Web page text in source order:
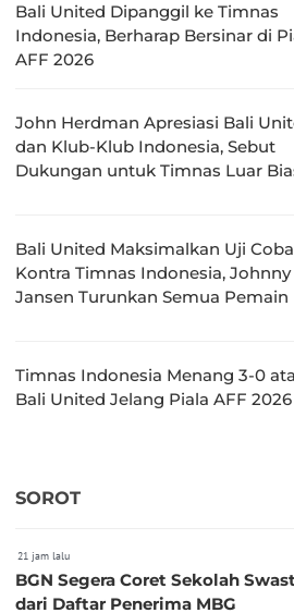
Bali United Dipanggil ke Timnas
Indonesia, Berharap Bersinar di
AFF 2026
John Herdman Apresiasi Bali
dan Klub-Klub Indonesia, Sebut
Dukungan untuk Timnas Luar
Bali United Maksimalkan Uji Coba
Kontra Timnas Indonesia, Johnny
Jansen Turunkan Semua Pemain
Timnas Indonesia Menang 3-0
Bali United Jelang Piala AFF 2026
SOROT
21 jam lalu
BGN Segera Coret Sekolah
dari Daftar Penerima MBG